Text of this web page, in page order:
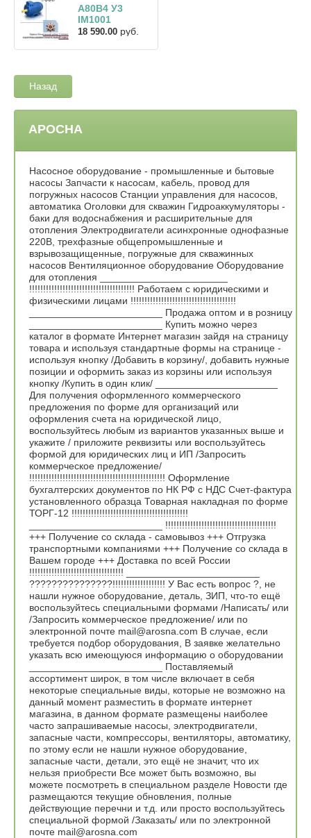
A80B4 У3
IM1001
18 590.00 руб.
Назад
АРОСНА
Насосное оборудование - промышленные и бытовые
насосы Запчасти к насосам, кабель, провод для
погружных насосов Станции управления для насосов,
автоматика Оголовки для скважин Гидроаккумуляторы -
баки для водоснабжения и расширительные для
отопления Электродвигатели асинхронные однофазные
220В, трехфазные общепромышленные и
взрывозащищенные, погружные для скважинных
насосов Вентиляционное оборудование Оборудование
для отопления _______________________
!!!!!!!!!!!!!!!!!!!!!!!!!!!!!!!!!!!!!! Работаем с юридическими и
физическими лицами !!!!!!!!!!!!!!!!!!!!!!!!!!!!!!!!!!!!!!
________________________ Продажа оптом и в розницу
________________________ Купить можно через
каталог в формате Интернет магазин зайдя на страницу
товара и используя стандартные формы на странице -
используя кнопку /Добавить в корзину/, добавить нужные
позиции и оформить заказ из корзины или используя
кнопку /Купить в один клик/ ______________________
Для получения оформленного коммерческого
предложения по форме для организаций или
оформления счета на юридической лицо,
воспользуйтесь любым из вариантов указанных выше и
укажите / приложите реквизиты или воспользуйтесь
формой для юридических лиц и ИП /Запросить
коммерческое предложение/
!!!!!!!!!!!!!!!!!!!!!!!!!!!!!!!!!!!!!!!!!!!!!!!!! Оформление
бухгалтерских документов по НК РФ с НДС Счет-фактура
установленного образца Товарная накладная по форме
ТОРГ-12 !!!!!!!!!!!!!!!!!!!!!!!!!!!!!!!!!!!!!!!!!!
________________________ !!!!!!!!!!!!!!!!!!!!!!!!!!!!!!!!!!!!!!!!
+++ Получение со склада - самовывоз +++ Отгрузка
транспортными компаниями +++ Получение со склада в
Вашем городе +++ Доставка по всей России
!!!!!!!!!!!!!!!!!!!!!!!!!!!!!!!!!! ________________________
???????????????!!!!!!!!!!!!!!!!!!! У Вас есть вопрос ?, не
нашли нужное оборудование, деталь, ЗИП, что-то ещё
воспользуйтесь специальными формами /Написать/ или
/Запросить коммерческое предложение/ или по
электронной почте mail@arosna.com В случае, если
требуется подбор оборудования, В заявке желательно
указать всю имеющуюся информацию о оборудовании
________________________ Поставляемый
ассортимент широк, в том числе включает в себя
некоторые специальные виды, которые не возможно на
данный момент разместить в формате интернет
магазина, в данном формате размещены наиболее
часто запрашиваемые насосы, электродвигатели,
запасные части, компрессоры, вентиляторы, автоматику,
по этому если не нашли нужное оборудование,
запасные части, детали, это ещё не значит, что их
нельзя приобрести Все может быть возможно, вы
можете посмотреть в специальном разделе Новости где
размещаются текущие обновления, полные
действующие перечни и т.д. или просто воспользуйтесь
специальной формой /Заказать/ или по электронной
почте mail@arosna.com